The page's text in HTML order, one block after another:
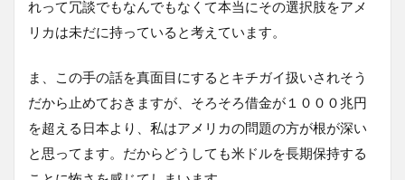
れって冗談でもなんでもなくて本当にその選択肢をアメ
リカは未だに持っていると考えています。
ま、この手の話を真面目にするとキチガイ扱いされそう
だから止めておきますが、そろそろ借金が１０００兆円
を超える日本より、私はアメリカの問題の方が根が深い
と思ってます。だからどうしても米ドルを長期保持する